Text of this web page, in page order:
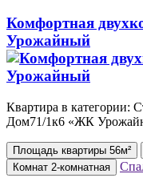
Комфортная
Урожайный
Квартира в категории:
Дом71/1к6 «ЖК
Площадь квартиры 56м²
Комнат 2-комнатная